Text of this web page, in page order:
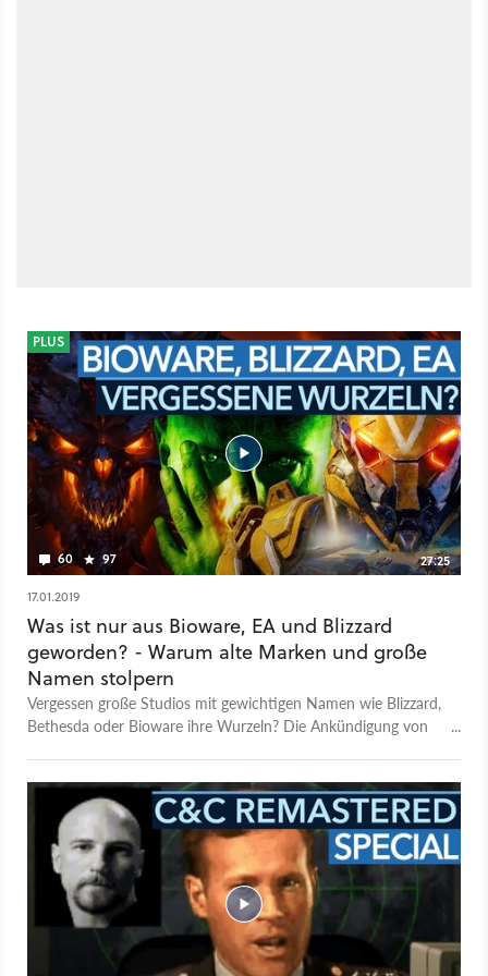
60 97 27:25
PLUS
17.01.2019
Was ist nur aus Bioware, EA und Blizzard
geworden? - Warum alte Marken und große
Namen stolpern
Vergessen große Studios mit gewichtigen Namen wie Blizzard,
Bethesda oder Bioware ihre Wurzeln? Die Ankündigung von
Die Spieler sind unzufrieden mit dem, was bekannte
Videospiel-Entwickler aus ihren Lieblingsserien machen. Aber
was sind die Gründe für solche Entscheidungen, die komplett
gegensätzlich zu den Erwartungen der Fans und dem Ruf der
verbundenen Firmen und Marken laufen? Warum arbeitet
Bioware, einst für Singleplayer-Rollenspiele bekannt, an einem
Destiny-typischen Loot-Shooter namens Anthem? Michael
Graf und Peter Bathge vom GameStar-Plus-Team geben